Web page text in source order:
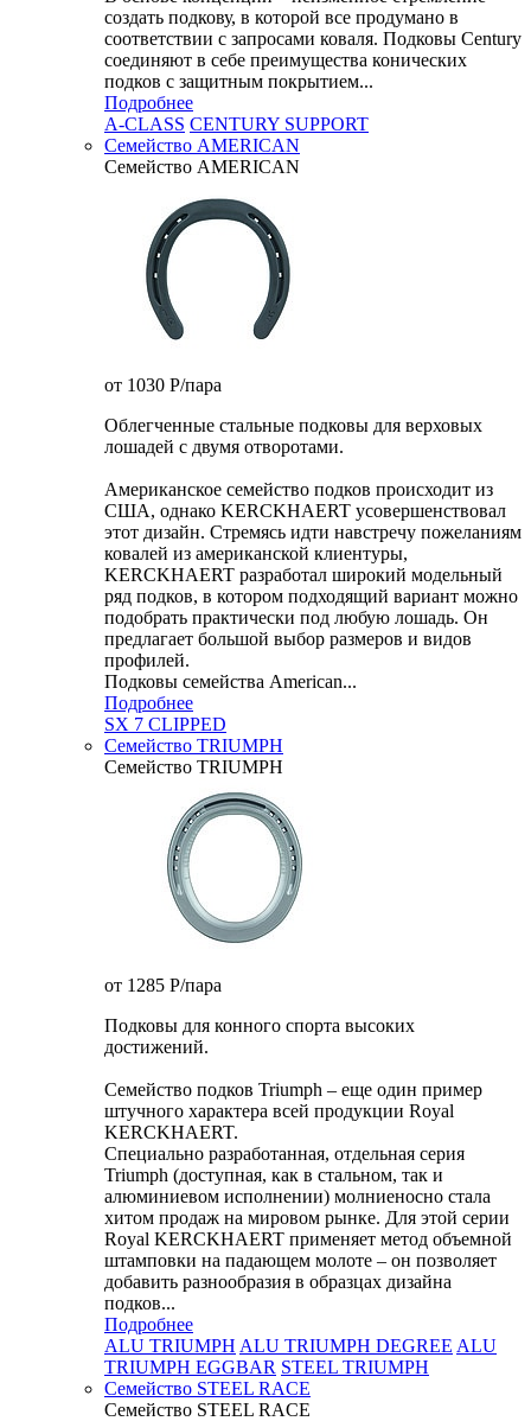
создать подкову, в которой все продумано в
соответствии с запросами коваля. Подковы Century
cоединяют в себе преимущества конических
подков с защитным покрытием...
Подробнее
A-CLASS CENTURY SUPPORT
Семейство AMERICAN
Семейство AMERICAN
от 1030 P/пара
Облегченные стальные подковы для верховых
лошадей с двумя отворотами.
Американское семейство подков происходит из
США, однако KERCKHAERT усовершенствовал
этот дизайн. Стремясь идти навстречу пожеланиям
ковалей из американской клиентуры,
KERCKHAERT разработал широкий модельный
ряд подков, в котором подходящий вариант можно
подобрать практически под любую лошадь. Он
предлагает большой выбор размеров и видов
профилей.
Подковы семейства American...
Подробнее
SX 7 CLIPPED
Семейство TRIUMPH
Семейство TRIUMPH
от 1285 P/пара
Подковы для конного спорта высоких
достижений.
Семейство подков Triumph – еще один пример
штучного характера всей продукции Royal
KERCKHAERT.
Специально разработанная, отдельная серия
Triumph (доступная, как в стальном, так и
алюминиевом исполнении) молниеносно стала
хитом продаж на мировом рынке. Для этой серии
Royal KERCKHAERT применяет метод объемной
штамповки на падающем молоте – он позволяет
добавить разнообразия в образцах дизайна
подков...
Подробнее
ALU TRIUMPH ALU TRIUMPH DEGREE ALU
TRIUMPH EGGBAR STEEL TRIUMPH
Семейство STEEL RACE
Семейство STEEL RACE